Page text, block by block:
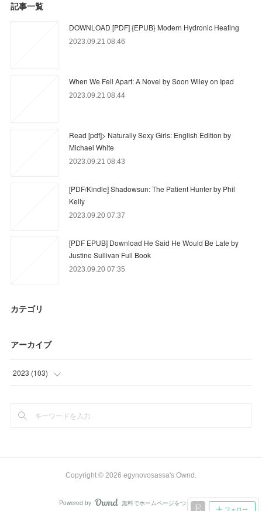
記事一覧
DOWNLOAD [PDF] {EPUB} Modern Hydronic Heating
2023.09.21 08:46
When We Fell Apart: A Novel by Soon Wiley on Ipad
2023.09.21 08:44
Read [pdf]> Naturally Sexy Girls: English Edition by
Michael White
2023.09.21 08:43
[PDF/Kindle] Shadowsun: The Patient Hunter by Phil
Kelly
2023.09.20 07:37
[PDF EPUB] Download He Said He Would Be Late by
Justine Sullivan Full Book
2023.09.20 07:35
カテゴリ
アーカイブ
2023 (103)
(
フォロー
Copyright © 2026 egynovosassa's Ownd .
Powered by AmebaOwnd
無料でホームページをつくろう